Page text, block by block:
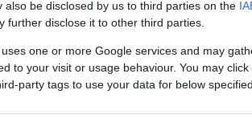
be disclosed by us to third parties on the
further disclose it to other third parties.
one or more Google services and may
to your visit or usage behaviour. You may
party tags to use your data for below